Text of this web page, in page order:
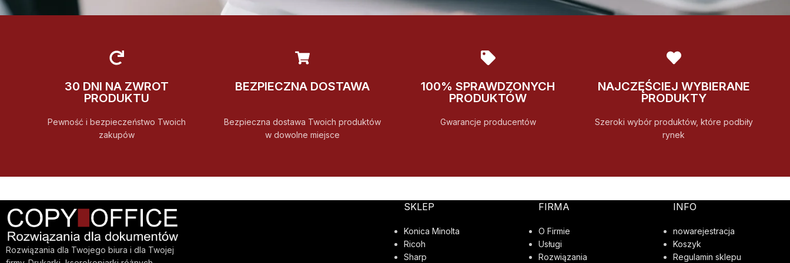
30 DNI NA ZWROT
PRODUKTU
Pewność i bezpieczeństwo Twoich
zakupów
BEZPIECZNA DOSTAWA
Bezpieczna dostawa Twoich produktów
w dowolne miejsce
100% SPRAWDZONYCH
PRODUKTÓW
Gwarancje producentów
NAJCZĘŚCIEJ WYBIERANE
PRODUKTY
Szeroki wybór produktów, które podbiły
rynek
Rozwiązania dla Twojego biura i dla Twojej
SKLEP
Konica Minolta
Ricoh
Sharp
FIRMA
O Firmie
Usługi
Rozwiązania
INFO
nowarejestracja
Koszyk
Regulamin sklepu